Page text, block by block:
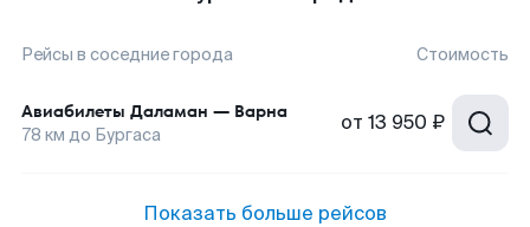
Рейсы в соседние города Стоимость
Авиабилеты Даламан — Варна
78 км до Бургаса от 13 950 ₽
Показать больше рейсов